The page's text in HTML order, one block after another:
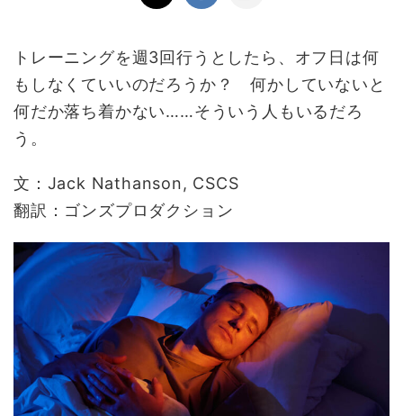
トレーニングを週3回行うとしたら、オフ日は何
もしなくていいのだろうか？ 何かしていないと
何だか落ち着かない……そういう人もいるだろ
う。
文：Jack Nathanson, CSCS
翻訳：ゴンズプロダクション